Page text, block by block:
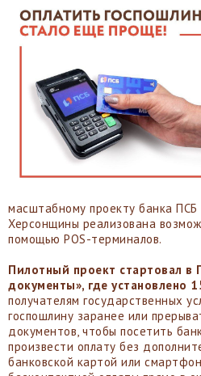
масштабному проекту банка
Херсонщины реализована
помощью POS-терминалов.
Пилотный проект стартовал в
документы», где установлено
получателям государственных
госпошлину заранее или
документов, чтобы посетить
произвести оплату без
банковской картой или